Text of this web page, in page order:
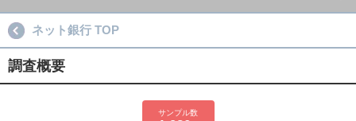
ネット銀行 TOP
調査概要
サンプル数